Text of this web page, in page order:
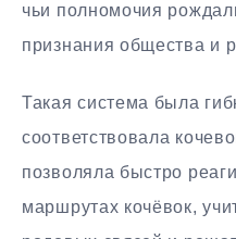
чьи полномочия
признания общества и
Такая система была
соответствовала
позволяла быстро
маршрутах кочёвок,